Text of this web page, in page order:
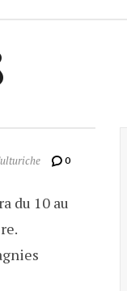
0
du 10 au